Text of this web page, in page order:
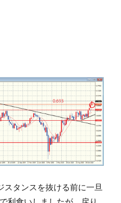
スタンスを抜ける前に一旦